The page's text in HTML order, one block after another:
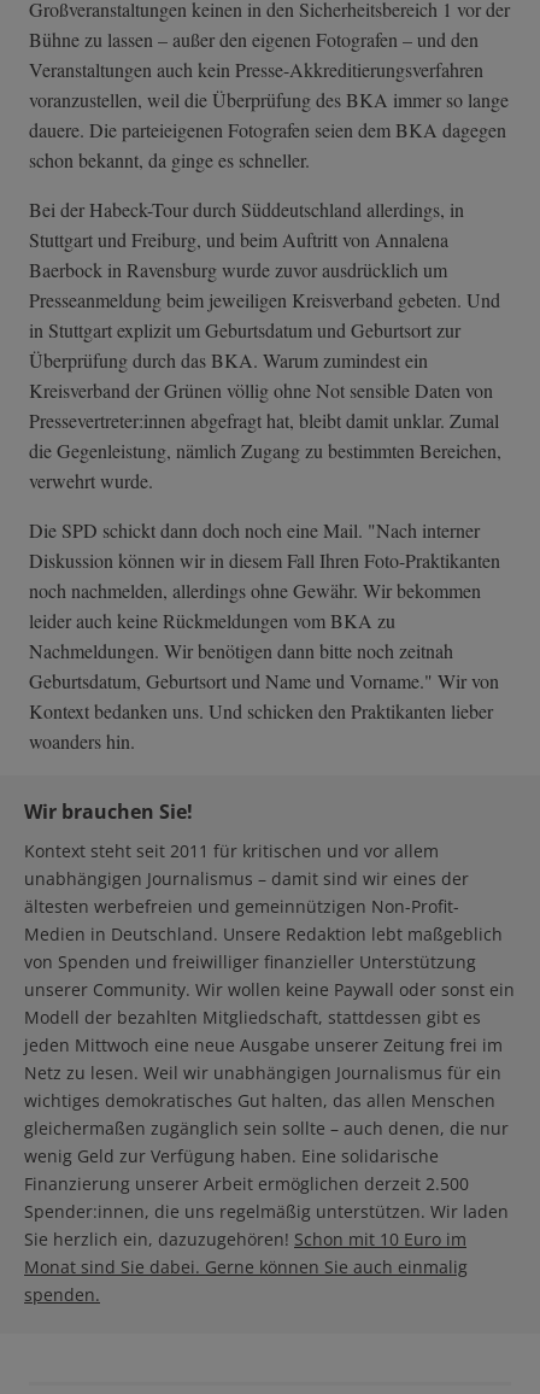
Großveranstaltungen keinen in den Sicherheitsbereich 1 vor der
Bühne zu lassen – außer den eigenen Fotografen – und den
Veranstaltungen auch kein Presse-Akkredit­ierungsverfahre­n
voranzustellen, weil die Überprüfung des BKA immer so lange
dauere. Die parteieigenen Fotografen seien dem BKA dagegen
schon bekannt, da ginge es schneller.
Bei der Habeck-Tour durch Süddeutschland allerdings, in
Stuttgart und Freiburg, und beim Auftritt von Annalena
Baerbock in Ravensburg wurde zuvor ausdrücklich um
Presseanmeldung beim jeweiligen Kreisverband gebeten. Und
in Stuttgart explizit um Geburtsdatum und Geburtsort zur
Überprüfung durch das BKA. Warum zumindest ein
Kreisverband der Grünen völlig ohne Not sensible Daten von
Pressevertreter:innen abgefragt hat, bleibt damit unklar. Zumal
die Gegenleistung, nämlich Zugang zu bestimmten Bereichen,
verwehrt wurde.
Die SPD schickt dann doch noch eine Mail. "Nach interner
Diskussion können wir in diesem Fall Ihren Foto-Praktikanten
noch nachmelden, allerdings ohne Gewähr. Wir bekommen
leider auch keine Rückmeldungen vom BKA zu
Nachmeldungen. Wir benötigen dann bitte noch zeitnah
Geburtsdatum, Geburtsort und Name und Vorname." Wir von
Kontext bedanken uns. Und schicken den Praktikanten lieber
woanders hin.
Wir brauchen Sie!
Kontext steht seit 2011 für kritischen und vor allem
unabhängigen Journalismus – damit sind wir eines der
ältesten werbefreien und gemeinnützigen Non-Profit-
Medien in Deutschland. Unsere Redaktion lebt maßgeblich
von Spenden und freiwilliger finanzieller Unterstützung
unserer Community. Wir wollen keine Paywall oder sonst ein
Modell der bezahlten Mitgliedschaft, stattdessen gibt es
jeden Mittwoch eine neue Ausgabe unserer Zeitung frei im
Netz zu lesen. Weil wir unabhängigen Journalismus für ein
wichtiges demokratisches Gut halten, das allen Menschen
gleichermaßen zugänglich sein sollte – auch denen, die nur
wenig Geld zur Verfügung haben. Eine solidarische
Finanzierung unserer Arbeit ermöglichen derzeit 2.500
Spender:innen, die uns regelmäßig unterstützen. Wir laden
Sie herzlich ein, dazuzugehören! Schon mit 10 Euro im
Monat sind Sie dabei. Gerne können Sie auch einmalig
spenden.